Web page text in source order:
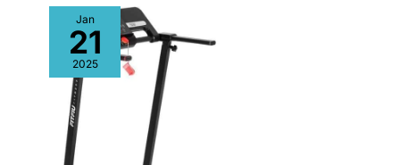
une salle de sport à domicile ou comme cadeau attentionné
pour les adultes sportifs. Notre équipe de professionnels est
disponible pour répondre à toutes vos questions sous 16
heures avec des réponses claires et utiles, vous garantissant
une expérience optimale de l'achat à l'utilisation.
Jan
21
2025